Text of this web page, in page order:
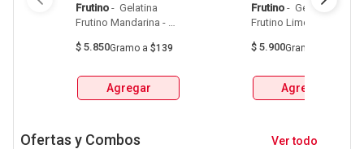
Frutino - Gelatina
Frutino Mandarina -
Caja X 42G
$ 5.850Gramo a $139
Agregar
Frutino - Gelatina
Frutino Limon - Fresa -
42G
$ 5.900Gramo
Agregar
Ofertas y Combos Ver todo